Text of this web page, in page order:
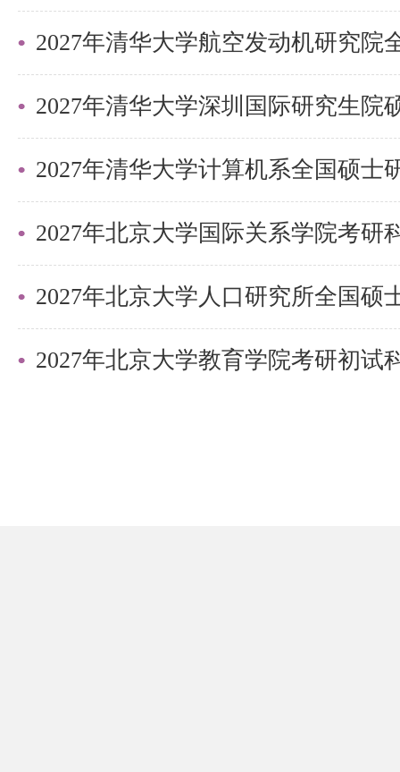
持。盛世清北-清北考研集训营，
造，有清北先行营、清北强基营
实战营、清北冲刺营，更有清北
可选择，清北学长领学，班主任
巧，专项技能拔高，学员遍布清
清北。
更多清北考研备考资料及清北考
盛世清北老师。
2027年清华大学深圳国际研究生院
2027年北京大学国际关系学院考研
2027年北京大学教育学院考研初试